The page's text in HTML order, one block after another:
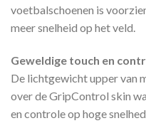
voetbalschoenen is
meer snelheid op het veld.
Geweldige touch en
De lichtgewicht upper van
over de GripControl skin
en controle op hoge